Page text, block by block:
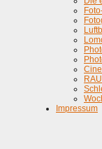
Impressum